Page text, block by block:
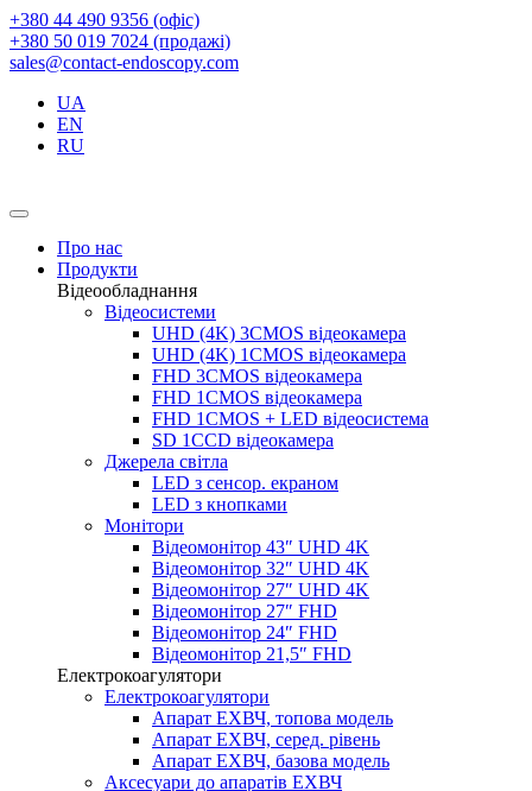
+380 44 490 9356 (офіс)
+380 50 019 7024 (продажі)
sales@contact-endoscopy.com
UA
EN
RU
Про нас
Продукти
Відеообладнання
Відеосистеми
UHD (4K) 3CMOS відеокамера
UHD (4K) 1CMOS відеокамера
FHD 3CMOS відеокамера
FHD 1CMOS відеокамера
FHD 1CMOS + LED відеосистема
SD 1CCD відеокамера
Джерела світла
LED з сенсор. екраном
LED з кнопками
Монітори
Відеомонітор 43″ UHD 4K
Відеомонітор 32″ UHD 4K
Відеомонітор 27″ UHD 4K
Відеомонітор 27″ FHD
Відеомонітор 24″ FHD
Відеомонітор 21,5″ FHD
Електрокоагулятори
Електрокоагулятори
Апарат ЕХВЧ, топова модель
Апарат ЕХВЧ, серед. рівень
Апарат ЕХВЧ, базова модель
Аксесуари до апаратів ЕХВЧ